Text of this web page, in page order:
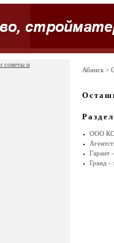
советы и
Абинск>
ООО
Гарант
Гранд -